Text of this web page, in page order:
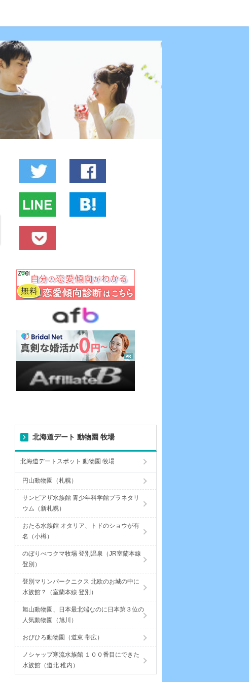
北海道デート 動物園 牧場
北海道デートスポット 動物園 牧場
円山動物園（札幌）
サンピアザ水族館 青少年科学館プラネタリ
ウム（新札幌）
おたる水族館 オタリア、トドのショウが有
名（小樽）
のぼりべつクマ牧場 登別温泉（JR室蘭本線
登別）
登別マリンパークニクス 北欧のお城の中に
水族館？（室蘭本線 登別）
旭山動物園、日本最北端なのに日本第３位の
人気動物園（旭川）
おびひろ動物園（道東 帯広）
ノシャップ寒流水族館 １００番目にできた
水族館（道北 稚内）